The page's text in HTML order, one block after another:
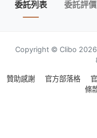
委託列表 委託評價
Copyright © Clibo 2026
贊助感謝 官方部落格
條